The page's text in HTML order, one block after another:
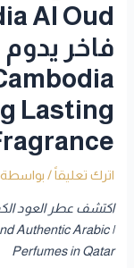
Lasting
اترك تعليقاً / بواسطة
اكتشف عطر العود
Authentic Arabic
Perfumes in Qatar